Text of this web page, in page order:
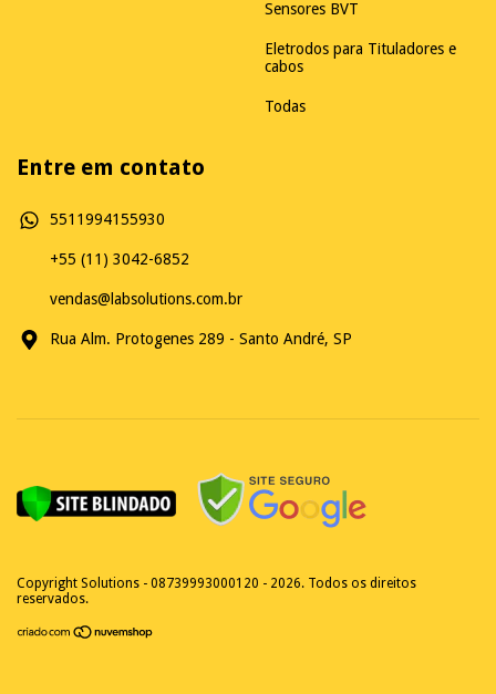
Sensores BVT
Eletrodos para Tituladores e
cabos
Todas
Entre em contato
5511994155930
+55 (11) 3042-6852
vendas@labsolutions.com.br
Rua Alm. Protogenes 289 - Santo André, SP
Copyright Solutions - 08739993000120 - 2026. Todos os direitos
reservados.